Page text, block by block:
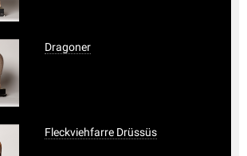
Dragoner
Fleckviehfarre Drüssüs